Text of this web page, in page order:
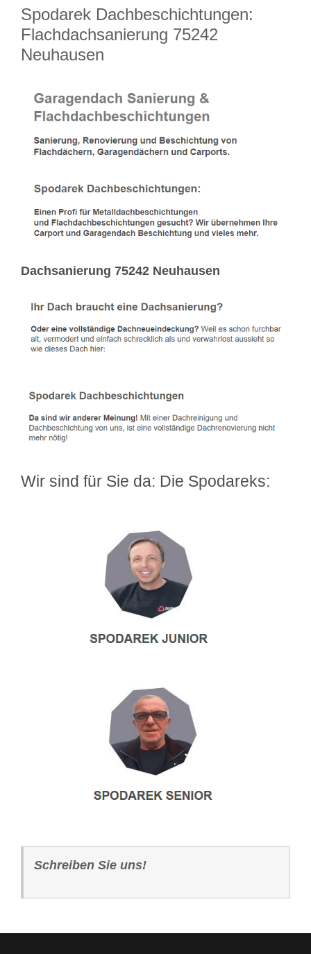
Spodarek Dachbeschichtungen:
Flachdachsanierung 75242
Neuhausen
Dachsanierung 75242 Neuhausen
Wir sind für Sie da: Die Spodareks:
Schreiben Sie uns!